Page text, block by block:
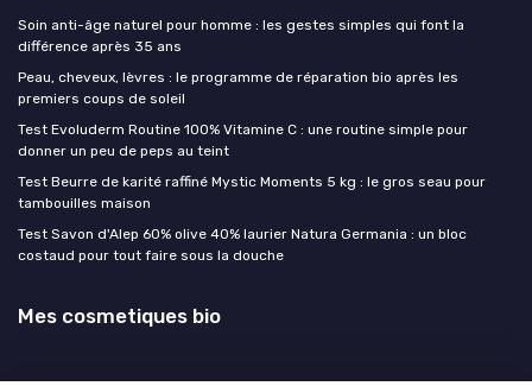
Soin anti-âge naturel pour homme : les gestes simples qui font la
différence après 35 ans
Peau, cheveux, lèvres : le programme de réparation bio après les
premiers coups de soleil
Test Evoluderm Routine 100% Vitamine C : une routine simple pour
donner un peu de peps au teint
Test Beurre de karité raffiné Mystic Moments 5 kg : le gros seau pour
tambouilles maison
Test Savon d'Alep 60% olive 40% laurier Natura Germania : un bloc
costaud pour tout faire sous la douche
Mes cosmetiques bio